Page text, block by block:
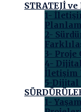
STRATEJİ
1-
2-
3-
4-
İletişim
5-Dijital
1-